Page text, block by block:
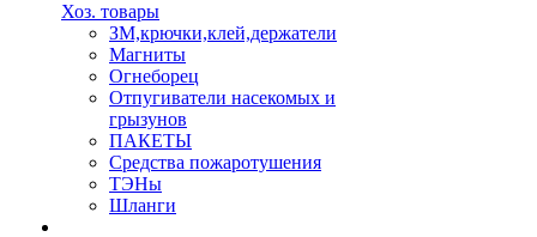
Хоз. товары
ЗМ,крючки,клей,держатели
Магниты
Огнеборец
Отпугиватели насекомых и
грызунов
ПАКЕТЫ
Средства пожаротушения
ТЭНы
Шланги